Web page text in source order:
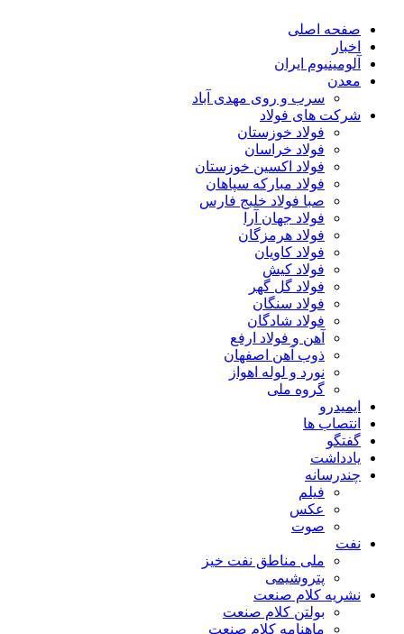
صفحه اصلی
اخبار
آلومینیوم ایران
معدن
سرب و روی مهدی آباد
شرکت های فولاد
فولاد خوزستان
فولاد خراسان
فولاد اکسین خوزستان
فولاد مبارکه سپاهان
صبا فولاد خلیج فارس
فولاد جهان آرا
فولاد هرمزگان
فولاد کاویان
فولاد کیش
فولاد گل گهر
فولاد سنگان
فولاد شادگان
آهن و فولاد ارفع
ذوب آهن اصفهان
نورد و لوله اهواز
گروه ملی
ایمیدرو
انتصاب ها
گفتگو
یادداشت
چندرسانه
فیلم
عکس
صوت
نفت
ملی مناطق نفت خیز
پتروشیمی
نشریه کلام صنعت
بولتن کلام صنعت
ماهنامه کلام صنعت